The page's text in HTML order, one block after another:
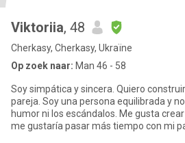
Viktoriia, 48
Cherkasy, Cherkasy, Ukraïne
Op zoek naar: Man 46 - 58
Soy simpática y sincera. Quiero
pareja. Soy una persona equilibrada y
humor ni los escándalos. Me gusta
me gustaría pasar más tiempo con mi